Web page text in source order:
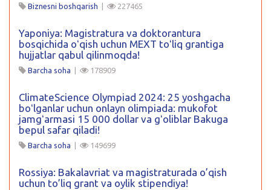
Biznesni boshqarish | 227465
Yaponiya: Magistratura va doktorantura
bosqichida oʻqish uchun MEXT toʻliq grantiga
hujjatlar qabul qilinmoqda!
Barcha soha | 178909
ClimateScience Olympiad 2024: 25 yoshgacha
boʻlganlar uchun onlayn olimpiada: mukofot
jamgʻarmasi 15 000 dollar va gʻoliblar Bakuga
bepul safar qiladi!
Barcha soha | 149699
Rossiya: Bakalavriat va magistraturada o’qish
uchun to’liq grant va oylik stipendiya!